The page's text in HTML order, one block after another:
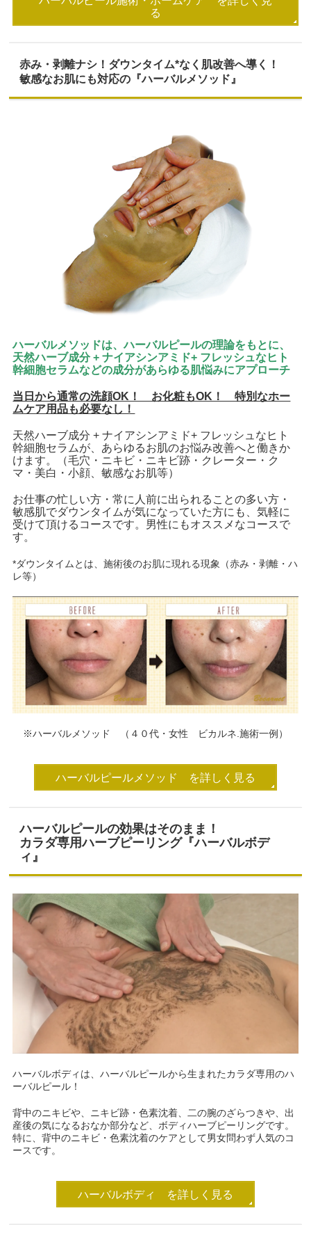
る
赤み・剥離ナシ！ダウンタイム*なく 肌改善へ導く！
敏感なお肌にも対応の『ハーバルメソッド』
ハーバルメソッドは、ハーバルピールの理論をもとに、
天然ハーブ成分 + ナイアシンアミド+ フレッシュなヒト
幹細胞セラムなどの成分があらゆる肌悩みにアプローチ
当日から通常の洗顔OK！ お化粧もOK！ 特別なホー
ムケア用品も必要なし！
天然ハーブ成分 + ナイアシンアミド+ フレッシュなヒト
幹細胞セラムが、あらゆるお肌のお悩み改善へと働きか
けます。（毛穴・ニキビ・ニキビ跡・クレーター・ク
マ・美白・小顔、敏感なお肌等）
お仕事の忙しい方・常に人前に出られることの多い方・
敏感肌でダウンタイムが気になっていた方にも、気軽に
受けて頂けるコースです。男性にもオススメなコースで
す。
*ダウンタイムとは、施術後のお肌に現れる現象（赤み・剥離・ハ
レ等）
※ハーバルメソッド （４０代・女性 ビカルネ.施術一例）
ハーバルピールメソッド を詳しく見る
ハーバルピールの効果はそのまま！
カラダ専用ハーブピーリング『ハーバルボデ
ィ』
ハーバルボディは、ハーバルピールから生まれたカラダ専用のハ
ーバルピール！
背中のニキビや、ニキビ跡・色素沈着、二の腕のざらつきや、出
産後の気になるおなか部分など、ボディハーブピーリングです。
特に、背中のニキビ・色素沈着のケアとして男女問わず人気のコ
ースです。
ハーバルボディ を詳しく見る